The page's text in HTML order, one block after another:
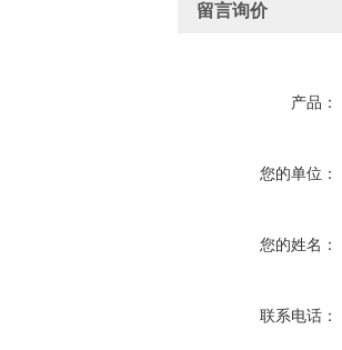
留言询价
产品：
您的单位：
您的姓名：
联系电话：